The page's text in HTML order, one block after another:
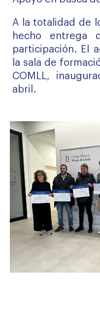
A la totalidad de
hecho entrega
participación. El
la sala de
COMLL,
abril.